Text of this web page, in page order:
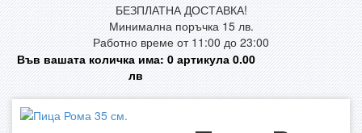
БЕЗПЛАТНА ДОСТАВКА!
Минимална поръчка 15 лв.
Работно време от 11:00 до 23:00
Във вашата количка има:0артикула0.00
лв